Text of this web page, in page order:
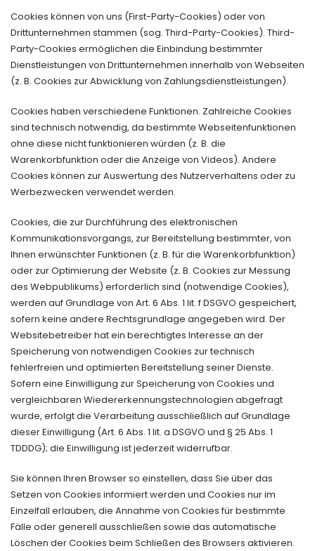
Cookies können von uns (First-Party-Cookies) oder von
Drittunternehmen stammen (sog. Third-Party-Cookies). Third-
Party-Cookies ermöglichen die Einbindung bestimmter
Dienstleistungen von Drittunternehmen innerhalb von Webseiten
(z. B. Cookies zur Abwicklung von Zahlungsdienstleistungen).
Cookies haben verschiedene Funktionen. Zahlreiche Cookies
sind technisch notwendig, da bestimmte Webseitenfunktionen
ohne diese nicht funktionieren würden (z. B. die
Warenkorbfunktion oder die Anzeige von Videos). Andere
Cookies können zur Auswertung des Nutzerverhaltens oder zu
Werbezwecken verwendet werden.
Cookies, die zur Durchführung des elektronischen
Kommunikationsvorgangs, zur Bereitstellung bestimmter, von
Ihnen erwünschter Funktionen (z. B. für die Warenkorbfunktion)
oder zur Optimierung der Website (z. B. Cookies zur Messung
des Webpublikums) erforderlich sind (notwendige Cookies),
werden auf Grundlage von Art. 6 Abs. 1 lit. f DSGVO gespeichert,
sofern keine andere Rechtsgrundlage angegeben wird. Der
Websitebetreiber hat ein berechtigtes Interesse an der
Speicherung von notwendigen Cookies zur technisch
fehlerfreien und optimierten Bereitstellung seiner Dienste.
Sofern eine Einwilligung zur Speicherung von Cookies und
vergleichbaren Wiedererkennungstechnologien abgefragt
wurde, erfolgt die Verarbeitung ausschließlich auf Grundlage
dieser Einwilligung (Art. 6 Abs. 1 lit. a DSGVO und § 25 Abs. 1
TDDDG); die Einwilligung ist jederzeit widerrufbar.
Sie können Ihren Browser so einstellen, dass Sie über das
Setzen von Cookies informiert werden und Cookies nur im
Einzelfall erlauben, die Annahme von Cookies für bestimmte
Fälle oder generell ausschließen sowie das automatische
Löschen der Cookies beim Schließen des Browsers aktivieren.